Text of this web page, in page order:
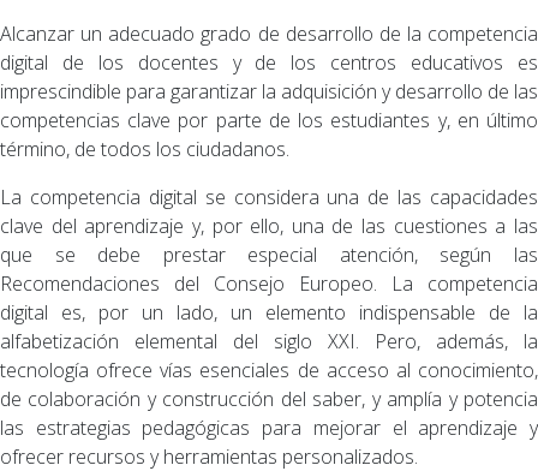
Alcanzar un adecuado grado de desarrollo de la competencia
digital de los docentes y de los centros educativos es
imprescindible para garantizar la adquisición y desarrollo de las
competencias clave por parte de los estudiantes y, en último
término, de todos los ciudadanos.
La competencia digital se considera una de las capacidades
clave del aprendizaje y, por ello, una de las cuestiones a las
que se debe prestar especial atención, según las
Recomendaciones del Consejo Europeo. La competencia
digital es, por un lado, un elemento indispensable de la
alfabetización elemental del siglo XXI. Pero, además, la
tecnología ofrece vías esenciales de acceso al conocimiento,
de colaboración y construcción del saber, y amplía y potencia
las estrategias pedagógicas para mejorar el aprendizaje y
ofrecer recursos y herramientas personalizados.